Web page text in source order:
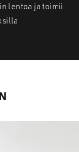
lentoa ja toimii